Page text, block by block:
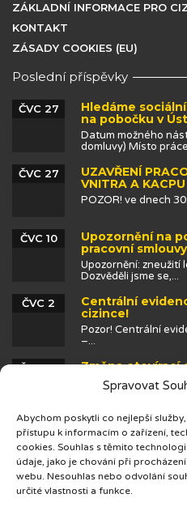
Spravovat
Abychom poskytli co nejlepší
přístupu k informacím o zařízení,
cookies. Souhlas s těmito
údaje, jako je chování při
webu. Nesouhlas nebo odvolání
určité vlastnosti a funkce.
ZÁKLADNÍ INFORMACE PRO
KONTAKT
ZÁSADY COOKIES (EU)
Poslední příspěvky
Hledáme
na pobočku v
ČVC 27
Datum možného
domluvy) Místo
UZAVŘENÍ
VNITRA A KACPU
ČVC 27
POZOR! ve dnech
Upozornění na
pracovní smlouvy
ČVC 10
Upozornění: zneužití
Dozvěděli jsme se,...
Centrální
cizince!
ČVC 2
Pozor! Centrální
–...
Změna otevírací
prázdnin
ČVN 25